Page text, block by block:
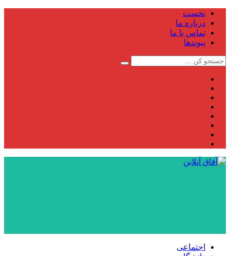
نخست
درباره ما
تماس با ما
پیوندها
اجتماعی